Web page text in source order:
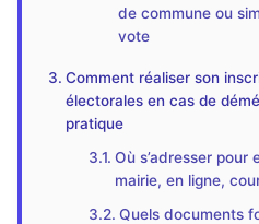
de commune ou
vote
Comment réaliser son
électorales en cas de
pratique
Où s’adresser
mairie, en ligne,
Quels documents